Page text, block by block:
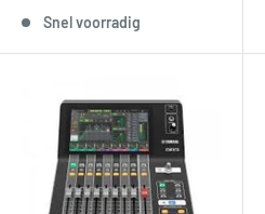
Snel voorradig